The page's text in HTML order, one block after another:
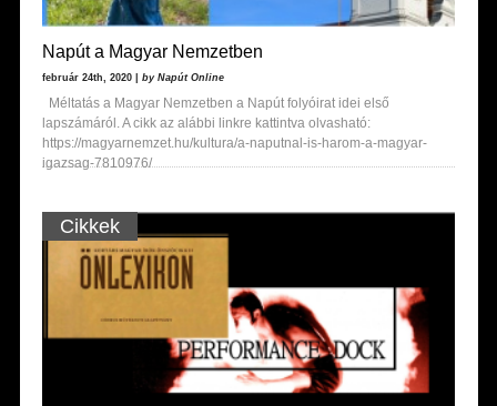
Napút a Magyar Nemzetben
február 24th, 2020 | by Napút Online
Méltatás a Magyar Nemzetben a Napút folyóirat idei első
lapszámáról. A cikk az alábbi linkre kattintva olvasható:
https://magyarnemzet.hu/kultura/a-naputnal-is-harom-a-magyar-
igazsag-7810976/
Cikkek